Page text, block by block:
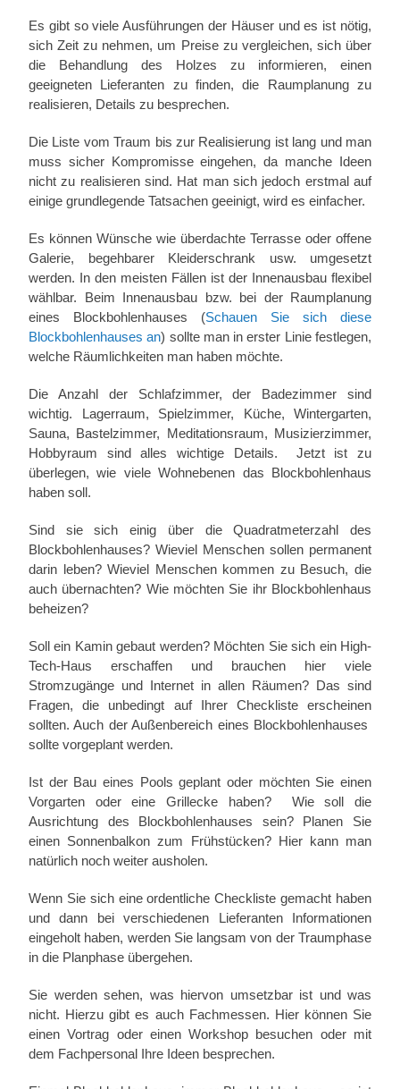
Es gibt so viele Ausführungen der Häuser und es ist nötig,
sich Zeit zu nehmen, um Preise zu vergleichen, sich über
die Behandlung des Holzes zu informieren, einen
geeigneten Lieferanten zu finden, die Raumplanung zu
realisieren, Details zu besprechen.
Die Liste vom Traum bis zur Realisierung ist lang und man
muss sicher Kompromisse eingehen, da manche Ideen
nicht zu realisieren sind. Hat man sich jedoch erstmal auf
einige grundlegende Tatsachen geeinigt, wird es einfacher.
Es können Wünsche wie überdachte Terrasse oder offene
Galerie, begehbarer Kleiderschrank usw. umgesetzt
werden. In den meisten Fällen ist der Innenausbau flexibel
wählbar. Beim Innenausbau bzw. bei der Raumplanung
eines Blockbohlenhauses (Schauen Sie sich diese
Blockbohlenhauses an) sollte man in erster Linie festlegen,
welche Räumlichkeiten man haben möchte.
Die Anzahl der Schlafzimmer, der Badezimmer sind
wichtig. Lagerraum, Spielzimmer, Küche, Wintergarten,
Sauna, Bastelzimmer, Meditationsraum, Musizierzimmer,
Hobbyraum sind alles wichtige Details. Jetzt ist zu
überlegen, wie viele Wohnebenen das Blockbohlenhaus
haben soll.
Sind sie sich einig über die Quadratmeterzahl des
Blockbohlenhauses? Wieviel Menschen sollen permanent
darin leben? Wieviel Menschen kommen zu Besuch, die
auch übernachten? Wie möchten Sie ihr Blockbohlenhaus
beheizen?
Soll ein Kamin gebaut werden? Möchten Sie sich ein High-
Tech-Haus erschaffen und brauchen hier viele
Stromzugänge und Internet in allen Räumen? Das sind
Fragen, die unbedingt auf Ihrer Checkliste erscheinen
sollten. Auch der Außenbereich eines Blockbohlenhauses
sollte vorgeplant werden.
Ist der Bau eines Pools geplant oder möchten Sie einen
Vorgarten oder eine Grillecke haben? Wie soll die
Ausrichtung des Blockbohlenhauses sein? Planen Sie
einen Sonnenbalkon zum Frühstücken? Hier kann man
natürlich noch weiter ausholen.
Wenn Sie sich eine ordentliche Checkliste gemacht haben
und dann bei verschiedenen Lieferanten Informationen
eingeholt haben, werden Sie langsam von der Traumphase
in die Planphase übergehen.
Sie werden sehen, was hiervon umsetzbar ist und was
nicht. Hierzu gibt es auch Fachmessen. Hier können Sie
einen Vortrag oder einen Workshop besuchen oder mit
dem Fachpersonal Ihre Ideen besprechen.